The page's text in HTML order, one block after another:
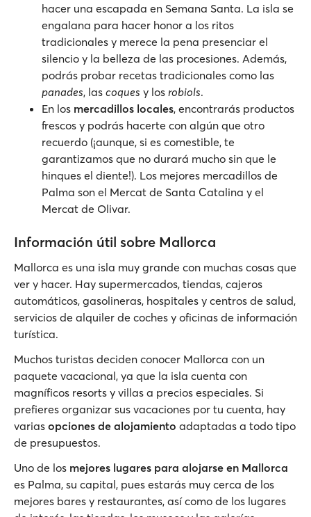
hacer una escapada en Semana Santa. La isla se
engalana para hacer honor a los ritos
tradicionales y merece la pena presenciar el
silencio y la belleza de las procesiones. Además,
podrás probar recetas tradicionales como las
panades, las coques y los robiols.
En los mercadillos locales, encontrarás productos
frescos y podrás hacerte con algún que otro
recuerdo (¡aunque, si es comestible, te
garantizamos que no durará mucho sin que le
hinques el diente!). Los mejores mercadillos de
Palma son el Mercat de Santa Catalina y el
Mercat de Olivar.
Información útil sobre Mallorca
Mallorca es una isla muy grande con muchas cosas que
ver y hacer. Hay supermercados, tiendas, cajeros
automáticos, gasolineras, hospitales y centros de salud,
servicios de alquiler de coches y oficinas de información
turística.
Muchos turistas deciden conocer Mallorca con un
paquete vacacional, ya que la isla cuenta con
magníficos resorts y villas a precios especiales. Si
prefieres organizar sus vacaciones por tu cuenta, hay
varias opciones de alojamiento adaptadas a todo tipo
de presupuestos.
Uno de los mejores lugares para alojarse en Mallorca
es Palma, su capital, pues estarás muy cerca de los
mejores bares y restaurantes, así como de los lugares